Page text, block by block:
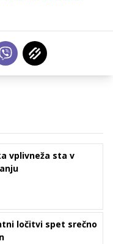
vplivneža sta v
ločitvi spet srečno